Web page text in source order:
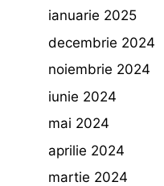
ianuarie 2025
decembrie 2024
noiembrie 2024
iunie 2024
mai 2024
aprilie 2024
martie 2024